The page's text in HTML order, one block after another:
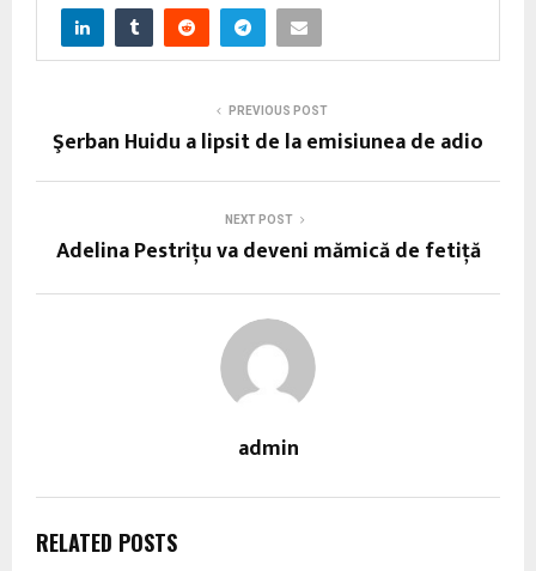
PREVIOUS POST
Şerban Huidu a lipsit de la emisiunea de adio
NEXT POST
Adelina Pestriţu va deveni mămică de fetiță
admin
RELATED POSTS